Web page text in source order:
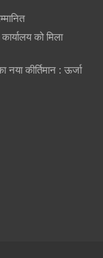
को मिला
कीर्तिमान : ऊर्जा